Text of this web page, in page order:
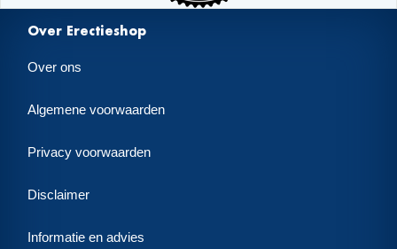
Over Erectieshop
Over ons
Algemene voorwaarden
Privacy voorwaarden
Disclaimer
Informatie en advies